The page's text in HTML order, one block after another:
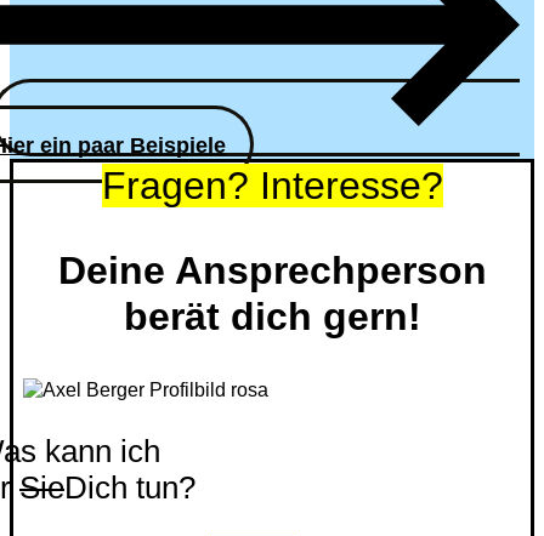
ein paar Beispiele
Fragen? Interesse?
Deine Ansprechperson
berät dich gern!
kann ich
SieDich tun?